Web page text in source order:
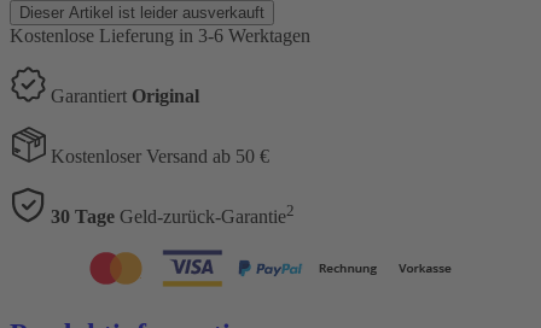
Dieser Artikel ist leider ausverkauft
Kostenlose Lieferung in 3-6 Werktagen
Garantiert Original
Kostenloser Versand ab 50 €
30 Tage Geld-zurück-Garantie2